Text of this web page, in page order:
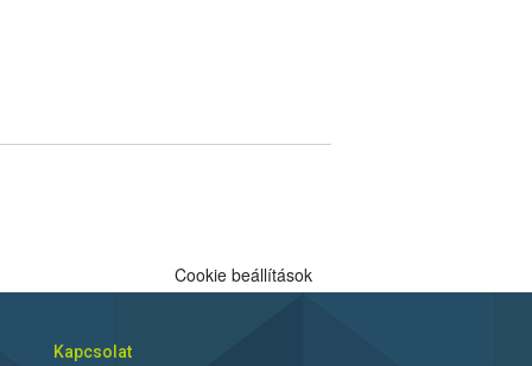
Cookie beállítások
Kapcsolat